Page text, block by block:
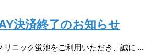
決済終了のお知らせ
ニック蛍池をご利用いただき、誠に …